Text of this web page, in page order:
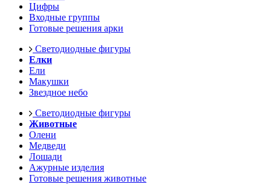
Цифры
Входные группы
Готовые решения арки
Светодиодные фигуры
Елки
Ели
Макушки
Звездное небо
Светодиодные фигуры
Животные
Олени
Медведи
Лошади
Ажурные изделия
Готовые решения животные